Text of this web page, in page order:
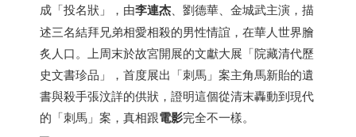
成「投名狀」，由李連杰 、劉德華、金城武主演，描
述三名結拜兄弟相愛相殺的男性情誼，在華人世界膾
炙人口。上周末於故宮開展的文獻大展「院藏清代歷
史文書珍品」，首度展出「刺馬」案主角馬新貽的遺
書與殺手張汶詳的供狀，證明這個從清末轟動到現代
的「刺馬」案，真相跟電影完全不一樣。